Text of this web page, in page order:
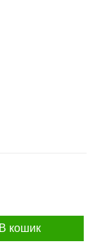
В кошик